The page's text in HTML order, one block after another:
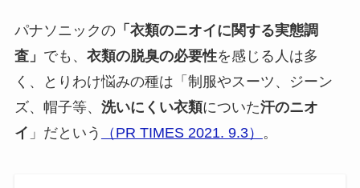
パナソニックの「衣類のニオイに関する実態調
査」 でも、 衣類の脱臭の必要性を感じる人は多
く、とりわけ悩みの種は「制服やスーツ、ジーン
ズ、帽子等、 洗いにくい衣類についた汗のニオ
イ 」だという （PR TIMES 2021. 9.3） 。